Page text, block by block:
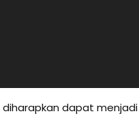
diharapkan dapat